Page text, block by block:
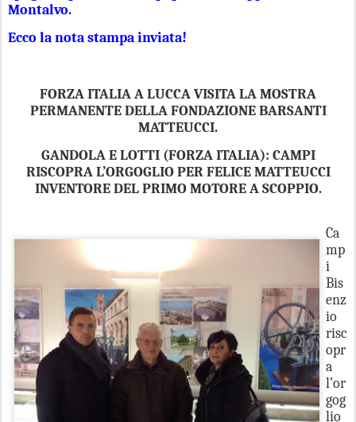
Montalvo.
Ecco la nota stampa inviata!
FORZA ITALIA A LUCCA VISITA LA MOSTRA
PERMANENTE DELLA FONDAZIONE BARSANTI
MATTEUCCI.
GANDOLA E LOTTI (FORZA ITALIA): CAMPI
RISCOPRA L’ORGOGLIO PER FELICE MATTEUCCI
INVENTORE DEL PRIMO MOTORE A SCOPPIO.
Ca
mp
i
Bis
enz
io
risc
opr
a
l’or
gog
lio